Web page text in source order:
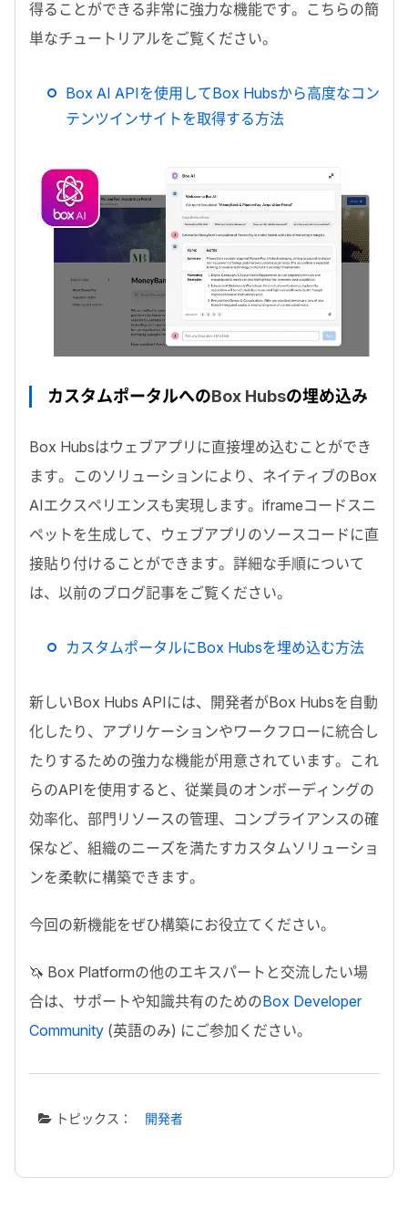
得ることができる非常に強力な機能です。こちらの簡
単なチュートリアルをご覧ください。
Box AI APIを使用してBox Hubsから高度なコン
テンツインサイトを取得する方法
カスタムポータルへのBox Hubsの埋め込み
Box Hubsはウェブアプリに直接埋め込むことができ
ます。このソリューションにより、ネイティブのBox
AIエクスペリエンスも実現します。 iframeコードスニ
ペットを生成して、ウェブアプリのソースコードに直
接貼り付けることができます。詳細な手順について
は、以前のブログ記事をご覧ください。
カスタムポータルにBox Hubsを埋め込む方法
新しいBox Hubs API には、開発者がBox Hubsを自動
化したり、アプリケーションやワークフローに統合し
たりするための強力な機能が用意されています。これ
らのAPIを使用すると、従業員のオンボーディングの
効率化、部門リソースの管理、コンプライアンスの確
保など、組織のニーズを満たすカスタムソリューショ
ンを柔軟に構築できます。
今回の新機能をぜひ構築にお役立てください。
🦄 Box Platformの他のエキスパートと交流したい場
合は、サポートや知識共有のためのBox Developer
Community (英語のみ) にご参加ください。
トピックス： 開発者